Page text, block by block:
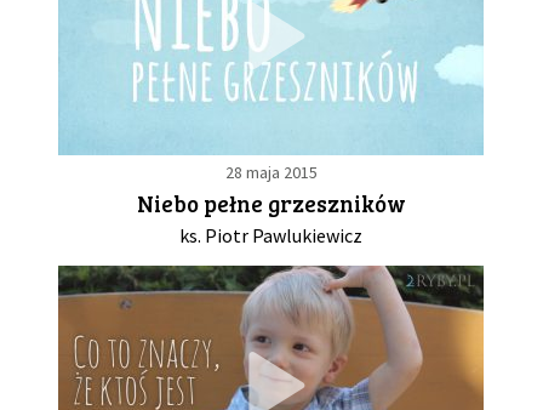
28 maja 2015
Niebo pełne grzeszników
ks. Piotr Pawlukiewicz